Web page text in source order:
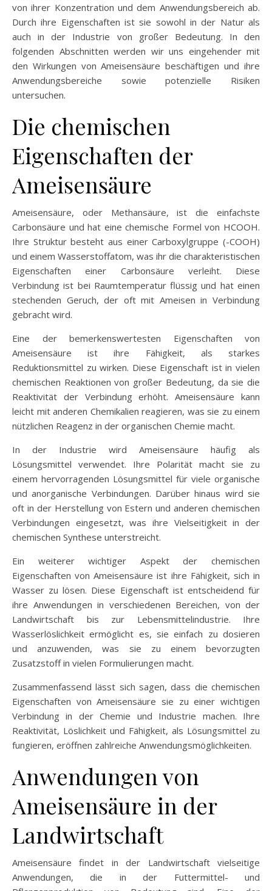
von ihrer Konzentration und dem Anwendungsbereich ab.
Durch ihre Eigenschaften ist sie sowohl in der Natur als
auch in der Industrie von großer Bedeutung. In den
folgenden Abschnitten werden wir uns eingehender mit
den Wirkungen von Ameisensäure beschäftigen und ihre
Anwendungsbereiche sowie potenzielle Risiken
untersuchen.
Die chemischen
Eigenschaften der
Ameisensäure
Ameisensäure, oder Methansäure, ist die einfachste
Carbonsäure und hat eine chemische Formel von HCOOH.
Ihre Struktur besteht aus einer Carboxylgruppe (-COOH)
und einem Wasserstoffatom, was ihr die charakteristischen
Eigenschaften einer Carbonsäure verleiht. Diese
Verbindung ist bei Raumtemperatur flüssig und hat einen
stechenden Geruch, der oft mit Ameisen in Verbindung
gebracht wird.
Eine der bemerkenswertesten Eigenschaften von
Ameisensäure ist ihre Fähigkeit, als starkes
Reduktionsmittel zu wirken. Diese Eigenschaft ist in vielen
chemischen Reaktionen von großer Bedeutung, da sie die
Reaktivität der Verbindung erhöht. Ameisensäure kann
leicht mit anderen Chemikalien reagieren, was sie zu einem
nützlichen Reagenz in der organischen Chemie macht.
In der Industrie wird Ameisensäure häufig als
Lösungsmittel verwendet. Ihre Polarität macht sie zu
einem hervorragenden Lösungsmittel für viele organische
und anorganische Verbindungen. Darüber hinaus wird sie
oft in der Herstellung von Estern und anderen chemischen
Verbindungen eingesetzt, was ihre Vielseitigkeit in der
chemischen Synthese unterstreicht.
Ein weiterer wichtiger Aspekt der chemischen
Eigenschaften von Ameisensäure ist ihre Fähigkeit, sich in
Wasser zu lösen. Diese Eigenschaft ist entscheidend für
ihre Anwendungen in verschiedenen Bereichen, von der
Landwirtschaft bis zur Lebensmittelindustrie. Ihre
Wasserlöslichkeit ermöglicht es, sie einfach zu dosieren
und anzuwenden, was sie zu einem bevorzugten
Zusatzstoff in vielen Formulierungen macht.
Zusammenfassend lässt sich sagen, dass die chemischen
Eigenschaften von Ameisensäure sie zu einer wichtigen
Verbindung in der Chemie und Industrie machen. Ihre
Reaktivität, Löslichkeit und Fähigkeit, als Lösungsmittel zu
fungieren, eröffnen zahlreiche Anwendungsmöglichkeiten.
Anwendungen von
Ameisensäure in der
Landwirtschaft
Ameisensäure findet in der Landwirtschaft vielseitige
Anwendungen, die in der Futtermittel- und